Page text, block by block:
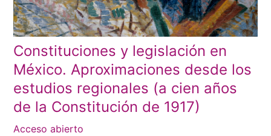
Constituciones y legislación en
México. Aproximaciones desde los
estudios regionales (a cien años
de la Constitución de 1917)
Acceso abierto